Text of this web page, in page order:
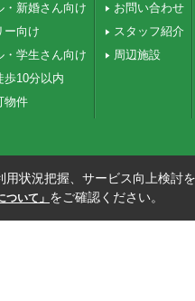
・新婚さん向け
ー向け
・学生さん向け
歩10分以内
物件
お問い合わせ
スタッフ紹介
周辺施設
用状況把握、サービス向上検討
ついて」 をご確認ください。